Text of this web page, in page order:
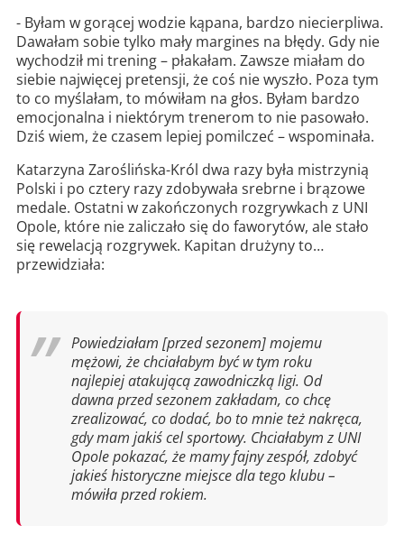
- Byłam w gorącej wodzie kąpana, bardzo niecierpliwa.
Dawałam sobie tylko mały margines na błędy. Gdy nie
wychodził mi trening – płakałam. Zawsze miałam do
siebie najwięcej pretensji, że coś nie wyszło. Poza tym
to co myślałam, to mówiłam na głos. Byłam bardzo
emocjonalna i niektórym trenerom to nie pasowało.
Dziś wiem, że czasem lepiej pomilczeć – wspominała.
Katarzyna Zaroślińska-Król dwa razy była mistrzynią
Polski i po cztery razy zdobywała srebrne i brązowe
medale. Ostatni w zakończonych rozgrywkach z UNI
Opole, które nie zaliczało się do faworytów, ale stało
się rewelacją rozgrywek. Kapitan drużyny to…
przewidziała:
Powiedziałam [przed sezonem] mojemu
mężowi, że chciałabym być w tym roku
najlepiej atakującą zawodniczką ligi. Od
dawna przed sezonem zakładam, co chcę
zrealizować, co dodać, bo to mnie też nakręca,
gdy mam jakiś cel sportowy. Chciałabym z UNI
Opole pokazać, że mamy fajny zespół, zdobyć
jakieś historyczne miejsce dla tego klubu –
mówiła przed rokiem.